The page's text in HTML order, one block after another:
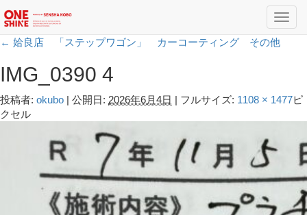
← 姶良店 「ステップワゴン」 カーコーティング その他
IMG_0390 4
投稿者: okubo | 公開日: 2026年6月4日 | フルサイズ: 1108 × 1477ピ
クセル